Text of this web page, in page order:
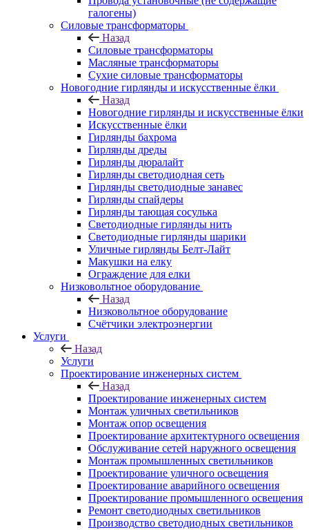
галогены)
Силовые трансформаторы
Назад
Силовые трансформаторы
Масляные трансформаторы
Сухие силовые трансформаторы
Новогодние гирлянды и искусственные ёлки
Назад
Новогодние гирлянды и искусственные ёлки
Искусственные ёлки
Гирлянды бахрома
Гирлянды дреды
Гирлянды дюралайт
Гирлянды светодиодная сеть
Гирлянды светодиодные занавес
Гирлянды спайдеры
Гирлянды тающая сосулька
Светодиодные гирлянды нить
Светодиодные гирлянды шарики
Уличные гирлянды Белт-Лайт
Макушки на елку
Ограждение для елки
Низковольтное оборудование
Назад
Низковольтное оборудование
Счётчики электроэнергии
Услуги
Назад
Услуги
Проектирование инженерных систем
Назад
Проектирование инженерных систем
Монтаж уличных светильников
Монтаж опор освещения
Проектирование архитектурного освещения
Обслуживание сетей наружного освещения
Монтаж промышленных светильников
Проектирование уличного освещения
Проектирование аварийного освещения
Проектирование промышленного освещения
Ремонт светодиодных светильников
Производство светодиодных светильников